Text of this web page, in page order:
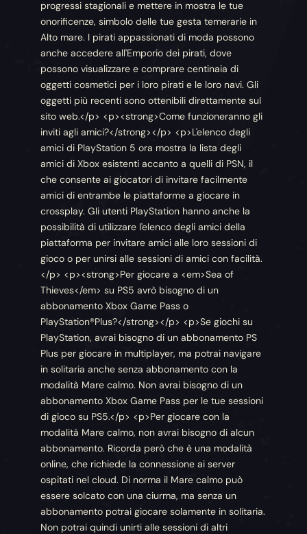
progressi stagionali e mettere in mostra le tue
onorificenze, simbolo delle tue gesta temerarie in
Alto mare. I pirati appassionati di moda possono
anche accedere all'Emporio dei pirati, dove
possono visualizzare e comprare centinaia di
oggetti cosmetici per i loro pirati e le loro navi. Gli
oggetti più recenti sono ottenibili direttamente sul
sito web.</p> <p><strong>Come funzioneranno gli
inviti agli amici?</strong></p> <p>L'elenco degli
amici di PlayStation 5 ora mostra la lista degli
amici di Xbox esistenti accanto a quelli di PSN, il
che consente ai giocatori di invitare facilmente
amici di entrambe le piattaforme a giocare in
crossplay. Gli utenti PlayStation hanno anche la
possibilità di utilizzare l'elenco degli amici della
piattaforma per invitare amici alle loro sessioni di
gioco o per unirsi alle sessioni di amici con facilità.
</p> <p><strong>Per giocare a <em>Sea of
Thieves</em> su PS5 avrò bisogno di un
abbonamento Xbox Game Pass o
PlayStation®Plus?</strong></p> <p>Se giochi su
PlayStation, avrai bisogno di un abbonamento PS
Plus per giocare in multiplayer, ma potrai navigare
in solitaria anche senza abbonamento con la
modalità Mare calmo. Non avrai bisogno di un
abbonamento Xbox Game Pass per le tue sessioni
di gioco su PS5.</p> <p>Per giocare con la
modalità Mare calmo, non avrai bisogno di alcun
abbonamento. Ricorda però che è una modalità
online, che richiede la connessione ai server
ospitati nel cloud. Di norma il Mare calmo può
essere solcato con una ciurma, ma senza un
abbonamento potrai giocare solamente in solitaria.
Non potrai quindi unirti alle sessioni di altri